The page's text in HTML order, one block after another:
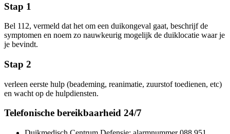
Stap 1
Bel 112, vermeld dat het om een duikongeval gaat, beschrijf de
symptomen en noem zo nauwkeurig mogelijk de duiklocatie waar je
je bevindt.
Stap 2
verleen eerste hulp (beademing, reanimatie, zuurstof toedienen, etc)
en wacht op de hulpdiensten.
Telefonische bereikbaarheid 24/7